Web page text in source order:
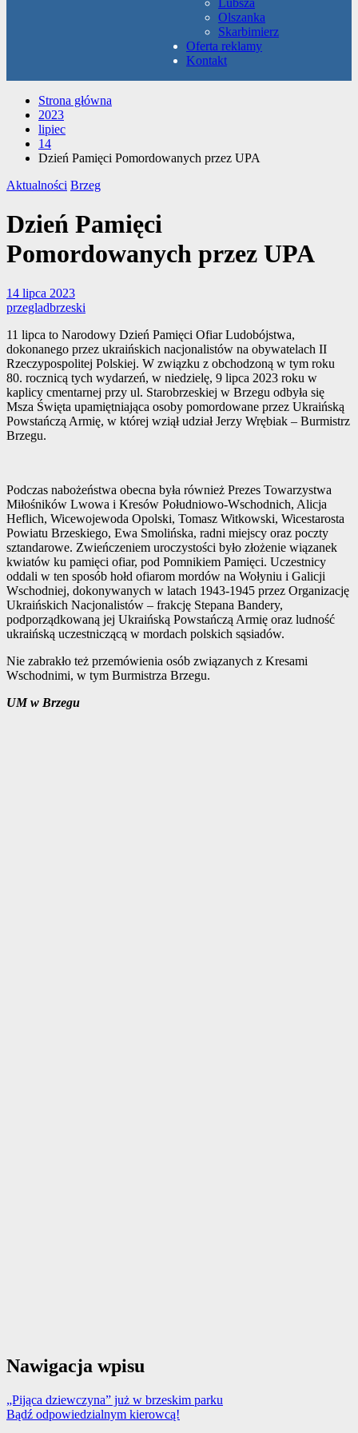
Lubsza
Olszanka
Skarbimierz
Oferta reklamy
Kontakt
Strona główna
2023
lipiec
14
Dzień Pamięci Pomordowanych przez UPA
Aktualności Brzeg
Dzień Pamięci
Pomordowanych przez UPA
14 lipca 2023
przegladbrzeski
11 lipca to Narodowy Dzień Pamięci Ofiar Ludobójstwa,
dokonanego przez ukraińskich nacjonalistów na obywatelach II
Rzeczypospolitej Polskiej. W związku z obchodzoną w tym roku
80. rocznicą tych wydarzeń, w niedzielę, 9 lipca 2023 roku w
kaplicy cmentarnej przy ul. Starobrzeskiej w Brzegu odbyła się
Msza Święta upamiętniająca osoby pomordowane przez Ukraińską
Powstańczą Armię, w której wziął udział Jerzy Wrębiak – Burmistrz
Brzegu.
Podczas nabożeństwa obecna była również Prezes Towarzystwa
Miłośników Lwowa i Kresów Południowo-Wschodnich, Alicja
Heflich, Wicewojewoda Opolski, Tomasz Witkowski, Wicestarosta
Powiatu Brzeskiego, Ewa Smolińska, radni miejscy oraz poczty
sztandarowe. Zwieńczeniem uroczystości było złożenie wiązanek
kwiatów ku pamięci ofiar, pod Pomnikiem Pamięci. Uczestnicy
oddali w ten sposób hołd ofiarom mordów na Wołyniu i Galicji
Wschodniej, dokonywanych w latach 1943-1945 przez Organizację
Ukraińskich Nacjonalistów – frakcję Stepana Bandery,
podporządkowaną jej Ukraińską Powstańczą Armię oraz ludność
ukraińską uczestniczącą w mordach polskich sąsiadów.
Nie zabrakło też przemówienia osób związanych z Kresami
Wschodnimi, w tym Burmistrza Brzegu.
UM w Brzegu
Nawigacja wpisu
„Pijąca dziewczyna” już w brzeskim parku
Bądź odpowiedzialnym kierowcą!